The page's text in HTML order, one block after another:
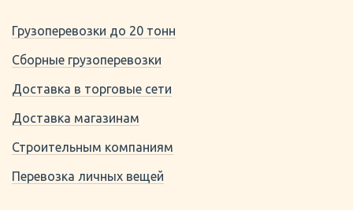
Грузоперевозки до 20 тонн
Сборные грузоперевозки
Доставка в торговые сети
Доставка магазинам
Строительным компаниям
Перевозка личных вещей